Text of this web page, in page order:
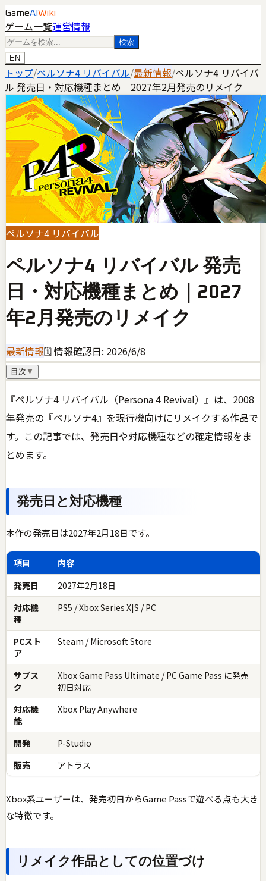
GameAI Wiki
ゲーム一覧運営情報
検索
EN
トップ/ペルソナ4 リバイバル/最新情報/ペルソナ4 リバイバ
ル 発売日・対応機種まとめ｜2027年2月発売のリメイク
ペルソナ4 リバイバル
ペルソナ4 リバイバル 発売
日・対応機種まとめ｜2027
年2月発売のリメイク
最新情報🗓 情報確認日: 2026/6/8
目次 ▼
『ペルソナ4 リバイバル（Persona 4 Revival）』は、2008
年発売の『ペルソナ4』を現行機向けにリメイクする作品で
す。この記事では、発売日や対応機種などの確定情報をま
とめます。
発売日と対応機種
本作の発売日は2027年2月18日です。
項目
内容
発売日
2027年2月18日
対応機
種
PS5 / Xbox Series X|S / PC
PCスト
ア
Steam / Microsoft Store
サブス
ク
Xbox Game Pass Ultimate / PC Game Pass に発売
初日対応
対応機
能
Xbox Play Anywhere
開発
P-Studio
販売
アトラス
Xbox系ユーザーは、発売初日からGame Passで遊べる点も大き
な特徴です。
リメイク作品としての位置づけ